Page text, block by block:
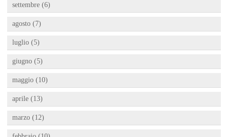
settembre (6)
agosto (7)
luglio (5)
giugno (5)
maggio (10)
aprile (13)
marzo (12)